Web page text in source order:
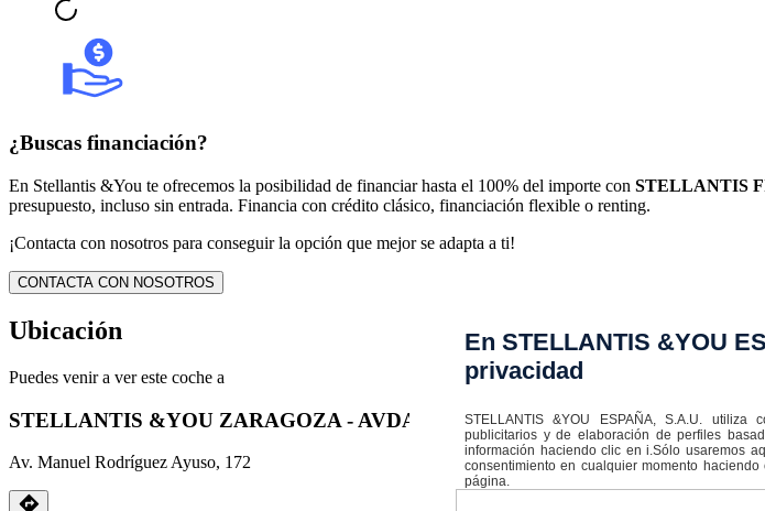
¿Buscas financiación?
En Stellantis &You te ofrecemos la posibilidad de financiar hasta el 100% del importe con STELLANTIS
presupuesto, incluso sin entrada. Financia con crédito clásico, financiación flexible o renting.
¡Contacta con nosotros para conseguir la opción que mejor se adapta a ti!
CONTACTA CON NOSOTROS
Ubicación
Puedes venir a ver este coche a
STELLANTIS &YOU ZARAGOZA - AVDA. MANUEL RODRÍGUEZ AYUSO
Av. Manuel Rodríguez Ayuso, 172
En STELLANTIS &YOU
privacidad
STELLANTIS &YOU ESPAÑA, S.A.U.
publicitarios y de elaboración de perfiles
información haciendo clic en i.Sólo usaremos
consentimiento en cualquier momento
página.